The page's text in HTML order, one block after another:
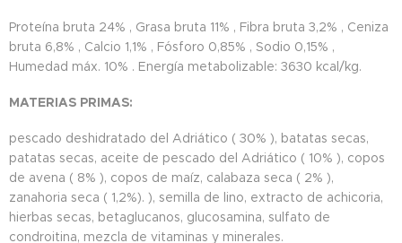
Proteína bruta 24% , Grasa bruta 11% , Fibra bruta 3,2% , Ceniza
bruta 6,8% , Calcio 1,1% , Fósforo 0,85% , Sodio 0,15% ,
Humedad máx. 10% . Energía metabolizable: 3630 kcal/kg.
MATERIAS PRIMAS:
pescado deshidratado del Adriático ( 30% ), batatas secas,
patatas secas, aceite de pescado del Adriático ( 10% ), copos
de avena ( 8% ), copos de maíz, calabaza seca ( 2% ),
zanahoria seca ( 1,2%). ), semilla de lino, extracto de achicoria,
hierbas secas, betaglucanos, glucosamina, sulfato de
condroitina, mezcla de vitaminas y minerales.